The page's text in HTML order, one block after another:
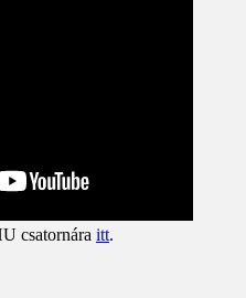
csatornára itt.